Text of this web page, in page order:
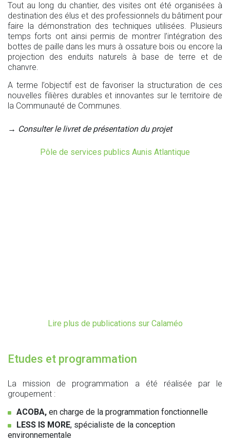
Tout au long du chantier, des visites ont été organisées à
destination des élus et des professionnels du bâtiment pour
faire la démonstration des techniques utilisées. Plusieurs
temps forts ont ainsi permis de montrer l’intégration des
bottes de paille dans les murs à ossature bois ou encore la
projection des enduits naturels à base de terre et de
chanvre.
A terme l’objectif est de favoriser la structuration de ces
nouvelles filières durables et innovantes sur le territoire de
la Communauté de Communes.
→ Consulter le livret de présentation du projet
Pôle de services publics Aunis Atlantique
Lire plus de publications sur Calaméo
Etudes et programmation
La mission de programmation a été réalisée par le
groupement :
ACOBA, en charge de la programmation fonctionnelle
LESS IS MORE, spécialiste de la conception
environnementale